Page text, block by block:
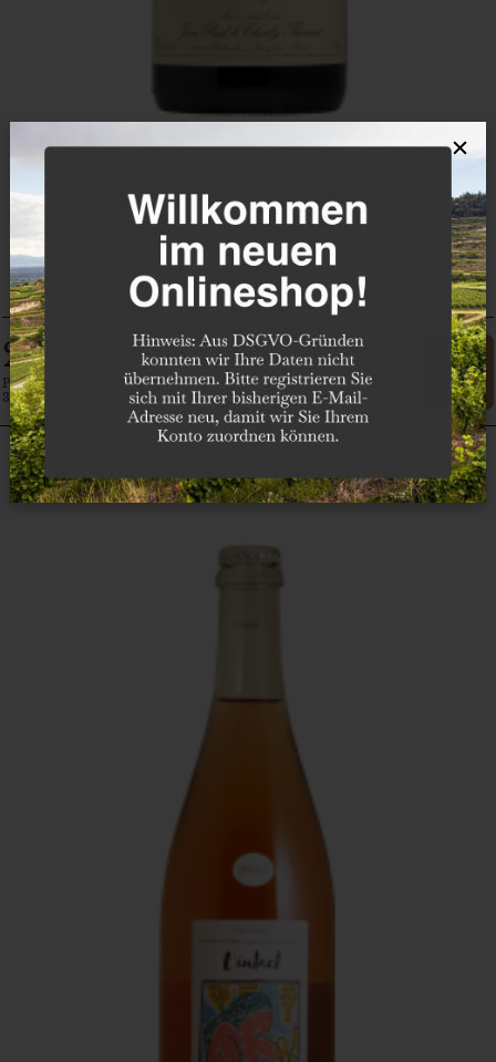
Morgon Vieilles Vignes 2023
Burgund
Jean Paul & Charly Thevenet
29,50
Preis in Euro inkl. MwSt. zzgl. Versand
39,33 € pro 1 l
×